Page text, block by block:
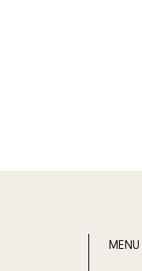
MENU